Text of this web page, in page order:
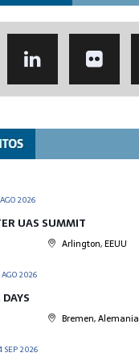
2026
UAS SUMMIT
Arlington, EEUU
2026
Bremen, Alemania
2026